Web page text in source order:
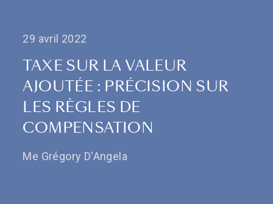
29 avril 2022
TAXE SUR LA VALEUR
AJOUTÉE : PRÉCISION SUR
LES RÈGLES DE
COMPENSATION
Me Grégory D'Angela